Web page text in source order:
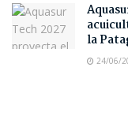
la
24/06/